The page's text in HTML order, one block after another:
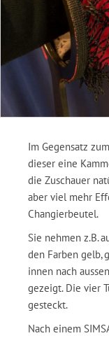
Im Gegensatz
dieser eine
die Zuschauer
aber viel mehr
Changierbeutel.
Sie nehmen z.B.
den Farben gelb,
innen nach
gezeigt. Die vier
gesteckt.
Nach einem